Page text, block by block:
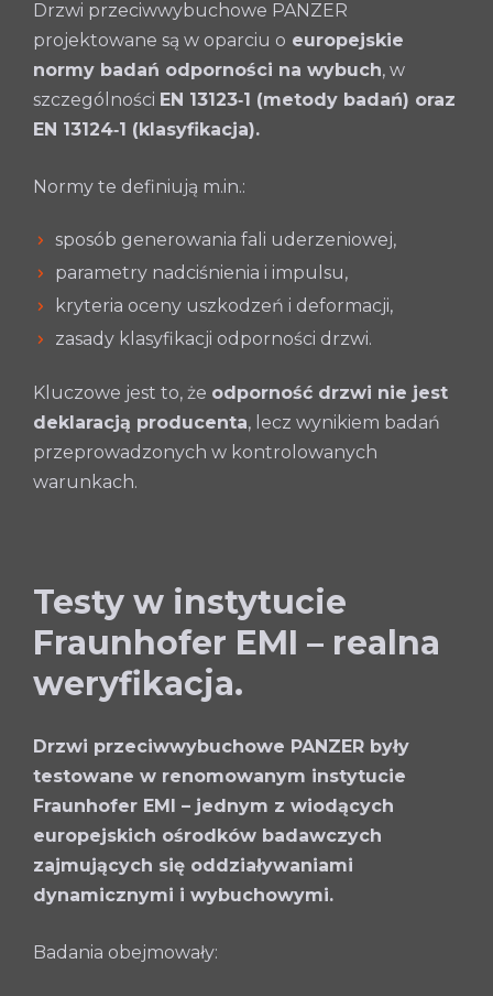
Drzwi przeciwwybuchowe PANZER
projektowane są w oparciu o europejskie
normy badań odporności na wybuch, w
szczególności EN 13123‑1 (metody badań) oraz
EN 13124‑1 (klasyfikacja).
Normy te definiują m.in.:
sposób generowania fali uderzeniowej,
parametry nadciśnienia i impulsu,
kryteria oceny uszkodzeń i deformacji,
zasady klasyfikacji odporności drzwi.
Kluczowe jest to, że odporność drzwi nie jest
deklaracją producenta, lecz wynikiem badań
przeprowadzonych w kontrolowanych
warunkach.
Testy w instytucie
Fraunhofer EMI – realna
weryfikacja.
Drzwi przeciwwybuchowe PANZER były
testowane w renomowanym instytucie
Fraunhofer EMI – jednym z wiodących
europejskich ośrodków badawczych
zajmujących się oddziaływaniami
dynamicznymi i wybuchowymi.
Badania obejmowały: